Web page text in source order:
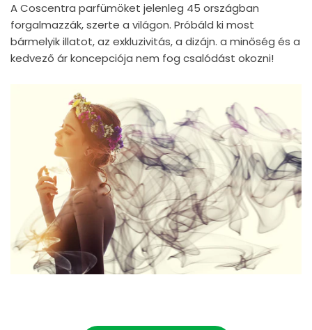
A Coscentra parfümöket jelenleg 45 országban
forgalmazzák, szerte a világon. Próbáld ki most
bármelyik illatot, az exkluzivitás, a dizájn. a minőség és a
kedvező ár koncepciója nem fog csalódást okozni!